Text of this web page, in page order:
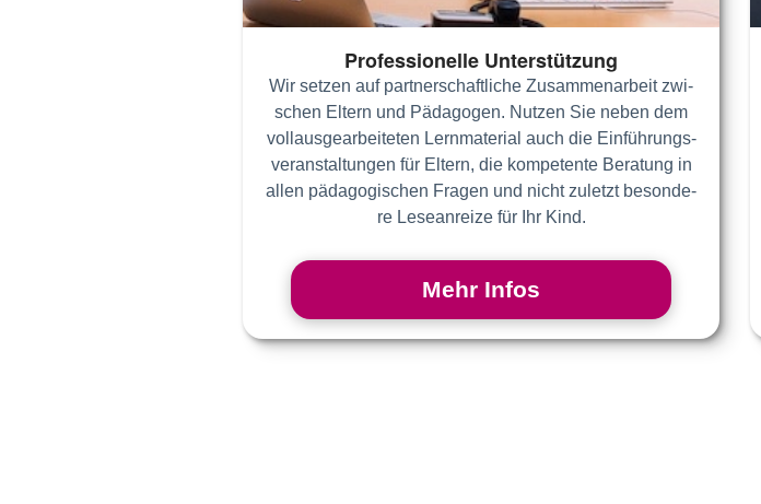
Professionelle Unterstützung
Wir setzen auf part­ner­schaft­li­che Zu­sam­men­ar­beit zwi­
schen El­tern und Pä­da­go­gen. Nut­zen Sie ne­ben dem
voll­aus­ge­ar­bei­te­ten Lern­ma­te­rial auch die Ein­füh­rungs­
ver­an­stal­tun­gen für El­tern, die kom­pe­ten­te Be­ra­tung in
al­len pä­da­go­gi­schen Fra­gen und nicht zu­letzt be­son­de­
re Le­se­an­reize für Ihr Kind.
Mehr Infos